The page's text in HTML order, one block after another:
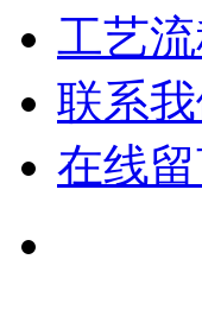
工艺
联系
在线